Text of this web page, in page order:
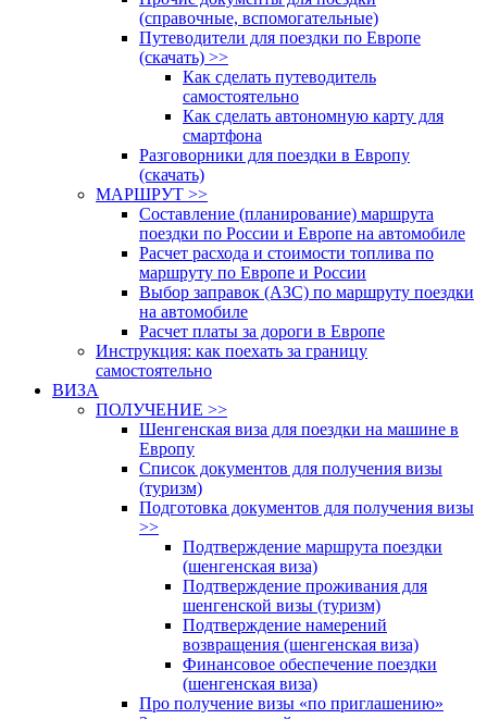
(справочные, вспомогательные)
Путеводители для поездки по Европе
(скачать) >>
Как сделать путеводитель
самостоятельно
Как сделать автономную карту для
смартфона
Разговорники для поездки в Европу
(скачать)
МАРШРУТ >>
Составление (планирование) маршрута
поездки по России и Европе на автомобиле
Расчет расхода и стоимости топлива по
маршруту по Европе и России
Выбор заправок (АЗС) по маршруту поездки
на автомобиле
Расчет платы за дороги в Европе
Инструкция: как поехать за границу
самостоятельно
ВИЗА
ПОЛУЧЕНИЕ >>
Шенгенская виза для поездки на машине в
Европу
Список документов для получения визы
(туризм)
Подготовка документов для получения визы
>>
Подтверждение маршрута поездки
(шенгенская виза)
Подтверждение проживания для
шенгенской визы (туризм)
Подтверждение намерений
возвращения (шенгенская виза)
Финансовое обеспечение поездки
(шенгенская виза)
Про получение визы «по приглашению»